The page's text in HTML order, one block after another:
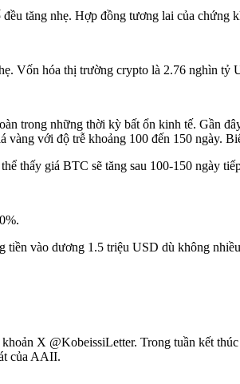
tăng nhẹ. Hợp đồng tương lai của
Vốn hóa thị trường crypto là 2.76 nghìn tỷ
trong những thời kỳ bất ổn kinh tế. Gần
với độ trễ khoảng 100 đến 150 ngày.
thấy giá BTC sẽ tăng sau 100-150 ngày
vào dương 1.5 triệu USD dù không
X @KobeissiLetter. Trong tuần kết
của AAII.